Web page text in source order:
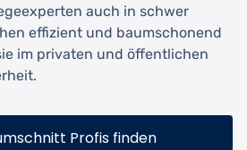
auch in schwer
effizient und baumschonend
im privaten und öffentlichen
Profis finden